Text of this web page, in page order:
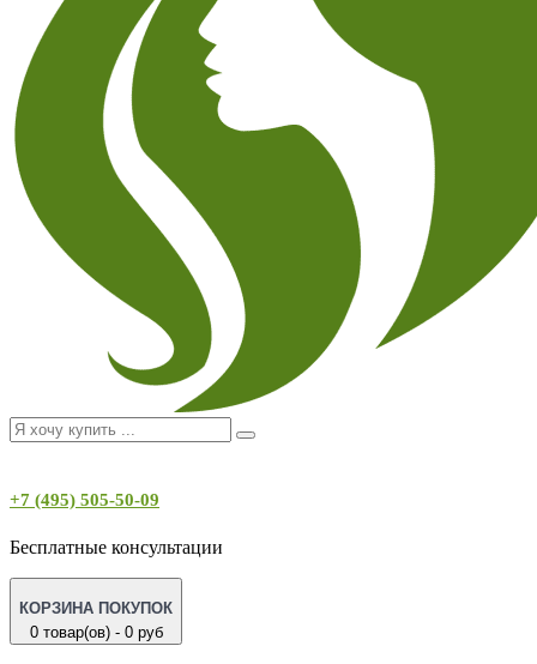
+7 (495) 505-50-09
Бесплатные консультации
КОРЗИНА ПОКУПОК
0 товар(ов) - 0 руб